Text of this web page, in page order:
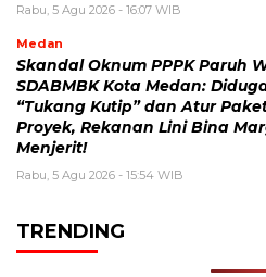
Rabu, 5 Agu 2026 - 16:07 WIB
Medan
Skandal Oknum PPPK Paruh
SDABMBK Kota Medan:
“Tukang Kutip” dan Atur
Proyek, Rekanan Lini Bina
Menjerit!
Rabu, 5 Agu 2026 - 15:54 WIB
TRENDING